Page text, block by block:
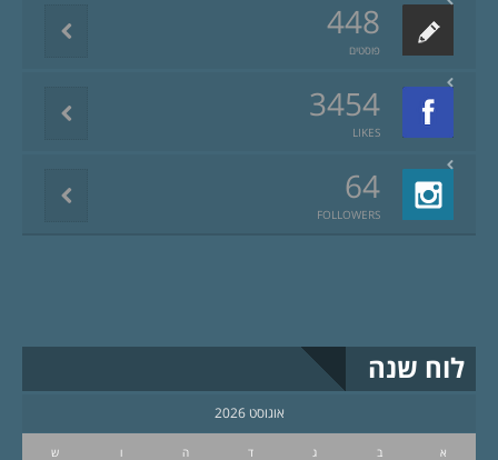
448
פוסטים
3454
LIKES
64
FOLLOWERS
לוח שנה
אוגוסט 2026
א ב ג ד ה ו ש